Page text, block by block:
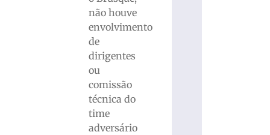
não houve
envolvimento
de
dirigentes
ou
comissão
técnica do
time
adversário